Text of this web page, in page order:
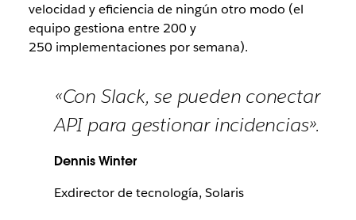
velocidad y eficiencia de ningún otro modo (el
equipo gestiona entre 200 y
250 implementaciones por semana).
«Con Slack, se pueden conectar
API para gestionar incidencias».
Dennis Winter
Exdirector de tecnología, Solaris